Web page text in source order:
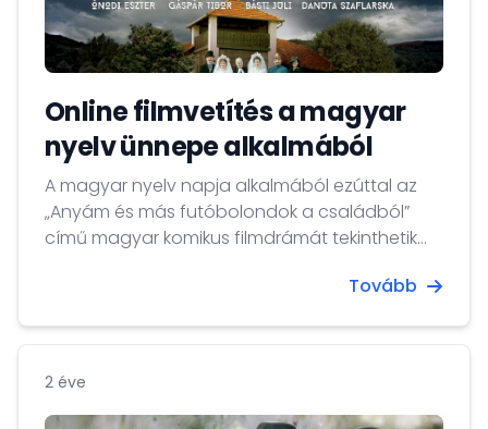
Online filmvetítés a magyar
nyelv ünnepe alkalmából
A magyar nyelv napja alkalmából ezúttal az
„Anyám és más futóbolondok a családból”
című magyar komikus filmdrámát tekinthetik
november 11. 14:00 órától november 12. estig,
Tovább
2 éve